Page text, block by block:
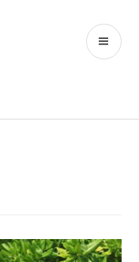
by